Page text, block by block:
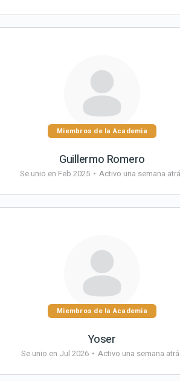
Miembros de la Academia
Guillermo Romero
Se unio en Feb 2025 • Activo una semana
Miembros de la Academia
Yoser
Se unio en Jul 2026 • Activo una semana